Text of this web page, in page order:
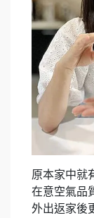
原本家中就
在意空氣品
外出返家後